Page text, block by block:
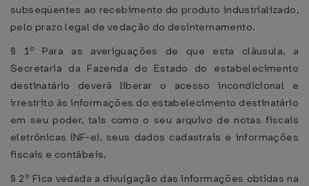
subseqüentes ao recebimento do produto industrializado,
pelo prazo legal de vedação do desinternamento.
§ 1º Para as averiguações de que esta cláusula, a
Secretaria da Fazenda do Estado do estabelecimento
destinatário deverá liberar o acesso incondicional e
irrestrito às informações do estabelecimento destinatário
em seu poder, tais como o seu arquivo de notas fiscais
eletrônicas (NF-e), seus dados cadastrais e informações
fiscais e contábeis.
§ 2º Fica vedada a divulgação das informações obtidas na